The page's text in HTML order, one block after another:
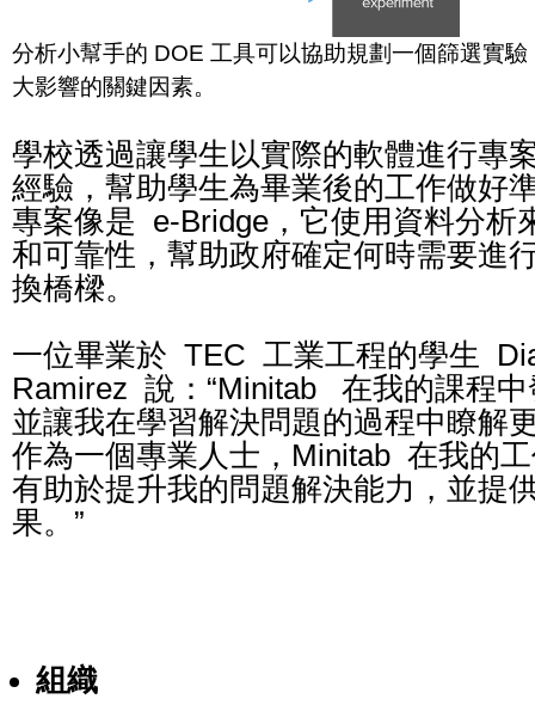
分析小幫手的 DOE 工具可以協助規劃一個篩選實
大影響的關鍵因素。
學校透過讓學生以實際的軟體進行專
經驗，幫助學生為畢業後的工作做好
專案像是 e-Bridge，它使用資料分析
和可靠性，幫助政府確定何時需要進
換橋樑。
一位畢業於 TEC 工業工程的學生
Ramirez 說：“Minitab 在我的課程中
並讓我在學習解決問題的過程中瞭解
作為一個專業人士，Minitab 在我的
有助於提升我的問題解決能力，並提
果。”
組織